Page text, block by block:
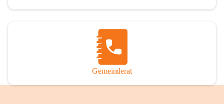
Gemeinderat